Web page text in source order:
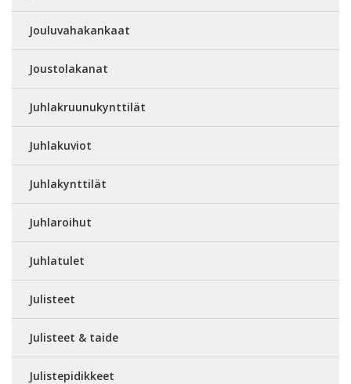
Jouluvahakankaat
Joustolakanat
Juhlakruunukynttilät
Juhlakuviot
Juhlakynttilät
Juhlaroihut
Juhlatulet
Julisteet
Julisteet & taide
Julistepidikkeet